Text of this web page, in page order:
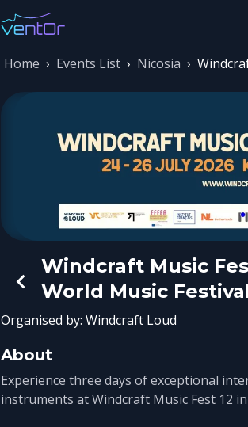
Home › Events List › Nicosia ›
Windcraft Music
World Music
Organised by:Windcraft Loud
About
Experience three days of exceptional
instruments at Windcraft Music Fest 12